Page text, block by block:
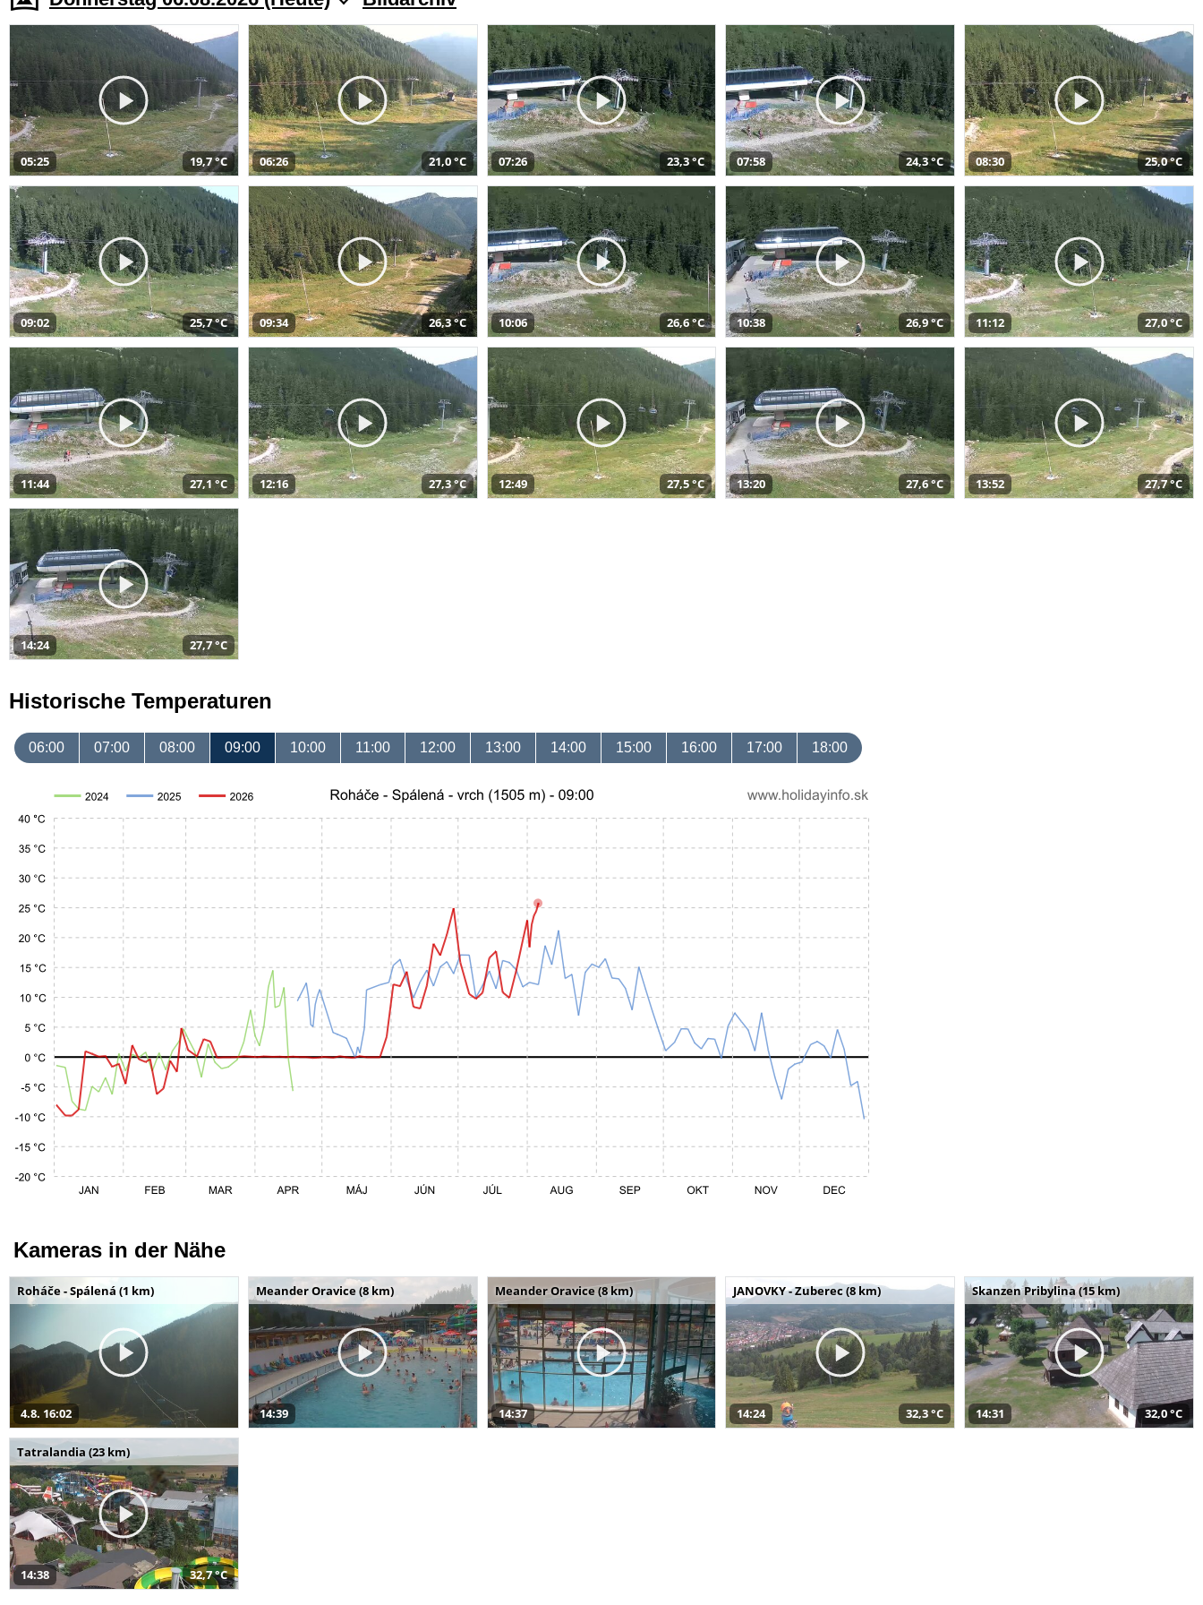
05:25 19,7 °C 06:26 21,0 °C 07:26 23,3 °C 07:58 24,3 °C 08:30 25,0 °C
09:02 25,7 °C 09:34 26,3 °C 10:06 26,6 °C 10:38 26,9 °C 11:12 27,0 °C
11:44 27,1 °C 12:16 27,3 °C 12:49 27,5 °C 13:20 27,6 °C 13:52 27,7 °C
14:24 27,7 °C
Historische Temperaturen
06:00 07:00 08:00 09:00 10:00 11:00 12:00 13:00 14:00 15:00 16:00 17:00 18:00
Kameras in der Nähe
Roháče - Spálená (1 km)
4.8. 16:02
Meander Oravice (8 km)
14:39
Meander Oravice (8 km)
14:37
JANOVKY - Zuberec (8 km)
14:24 32,3 °C
Skanzen Pribylina (15 km)
14:31 32,0 °C
Tatralandia (23 km)
14:38 32,7 °C